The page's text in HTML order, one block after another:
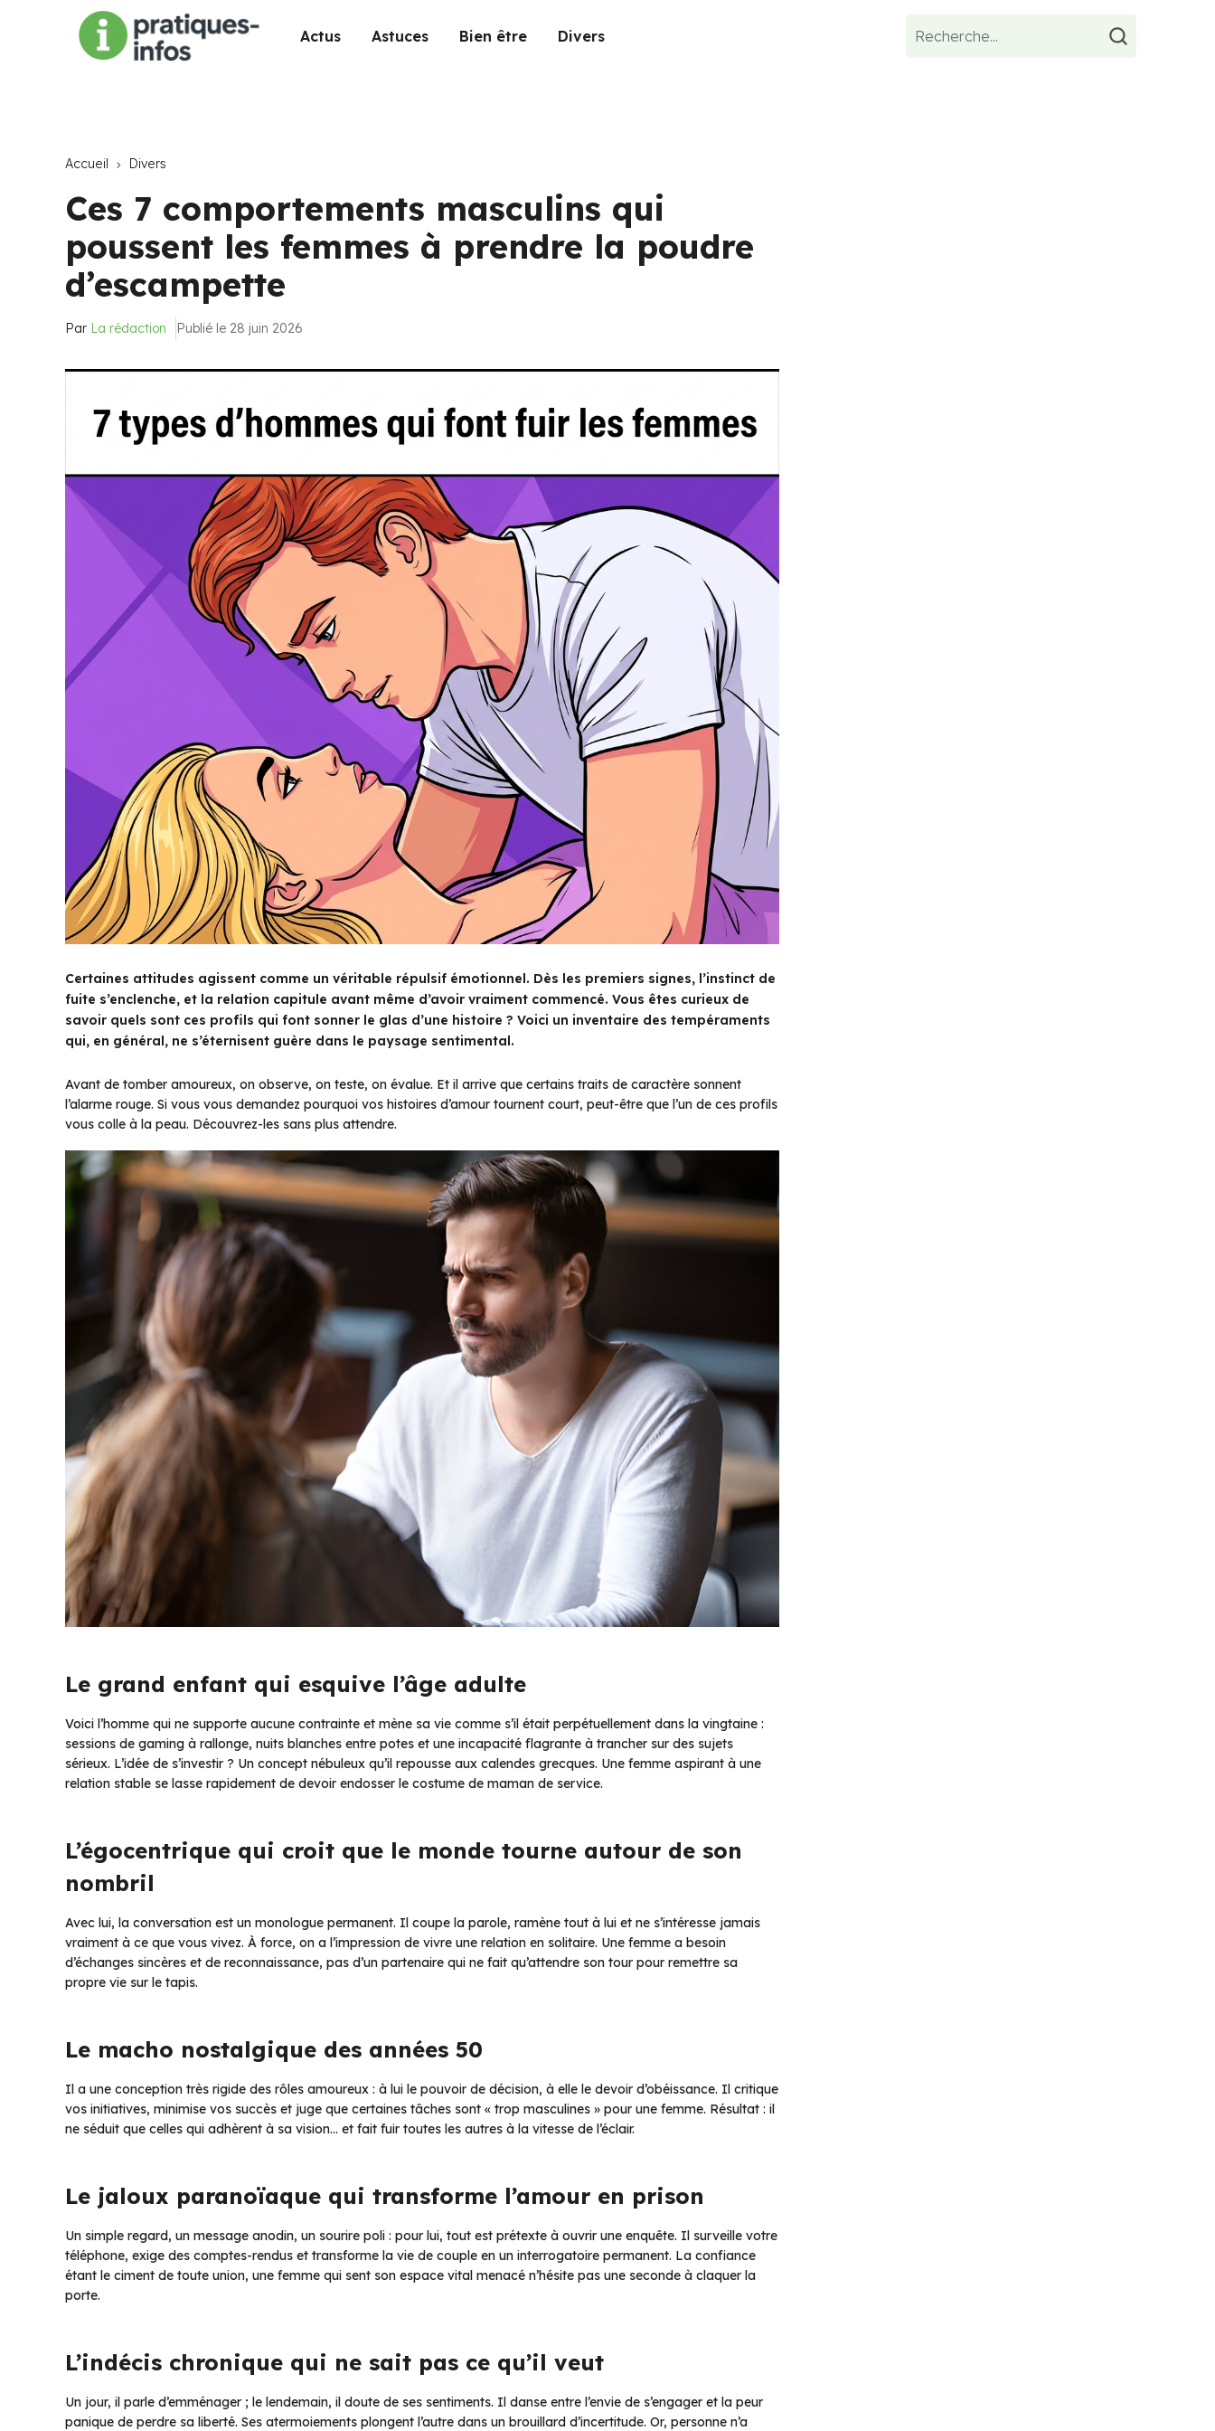
Actus Astuces Bien être Divers
Accueil Divers
Ces 7 comportements masculins qui
poussent les femmes à prendre la poudre
d’escampette
Par La rédaction Publié le 28 juin 2026
Certaines attitudes agissent comme un véritable répulsif émotionnel. Dès les premiers signes, l’instinct de
fuite s’enclenche, et la relation capitule avant même d’avoir vraiment commencé. Vous êtes curieux de
savoir quels sont ces profils qui font sonner le glas d’une histoire ? Voici un inventaire des tempéraments
qui, en général, ne s’éternisent guère dans le paysage sentimental.
Avant de tomber amoureux, on observe, on teste, on évalue. Et il arrive que certains traits de caractère sonnent
l’alarme rouge. Si vous vous demandez pourquoi vos histoires d’amour tournent court, peut-être que l’un de ces profils
vous colle à la peau. Découvrez-les sans plus attendre.
Le grand enfant qui esquive l’âge adulte
Voici l’homme qui ne supporte aucune contrainte et mène sa vie comme s’il était perpétuellement dans la vingtaine :
sessions de gaming à rallonge, nuits blanches entre potes et une incapacité flagrante à trancher sur des sujets
sérieux. L’idée de s’investir ? Un concept nébuleux qu’il repousse aux calendes grecques. Une femme aspirant à une
relation stable se lasse rapidement de devoir endosser le costume de maman de service.
L’égocentrique qui croit que le monde tourne autour de son
nombril
Avec lui, la conversation est un monologue permanent. Il coupe la parole, ramène tout à lui et ne s’intéresse jamais
vraiment à ce que vous vivez. À force, on a l’impression de vivre une relation en solitaire. Une femme a besoin
d’échanges sincères et de reconnaissance, pas d’un partenaire qui ne fait qu’attendre son tour pour remettre sa
propre vie sur le tapis.
Le macho nostalgique des années 50
Il a une conception très rigide des rôles amoureux : à lui le pouvoir de décision, à elle le devoir d’obéissance. Il critique
vos initiatives, minimise vos succès et juge que certaines tâches sont « trop masculines » pour une femme. Résultat : il
ne séduit que celles qui adhèrent à sa vision… et fait fuir toutes les autres à la vitesse de l’éclair.
Le jaloux paranoïaque qui transforme l’amour en prison
Un simple regard, un message anodin, un sourire poli : pour lui, tout est prétexte à ouvrir une enquête. Il surveille votre
téléphone, exige des comptes-rendus et transforme la vie de couple en un interrogatoire permanent. La confiance
étant le ciment de toute union, une femme qui sent son espace vital menacé n’hésite pas une seconde à claquer la
porte.
L’indécis chronique qui ne sait pas ce qu’il veut
Un jour, il parle d’emménager ; le lendemain, il doute de ses sentiments. Il danse entre l’envie de s’engager et la peur
panique de perdre sa liberté. Ses atermoiements plongent l’autre dans un brouillard d’incertitude. Or, personne n’a